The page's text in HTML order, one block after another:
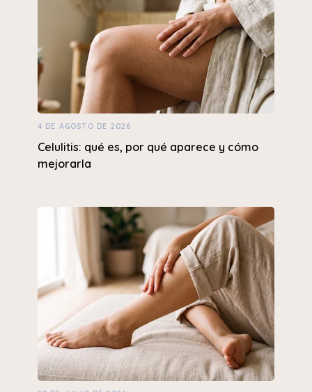
4 DE AGOSTO DE 2026
Celulitis: qué es, por qué aparece y cómo
mejorarla